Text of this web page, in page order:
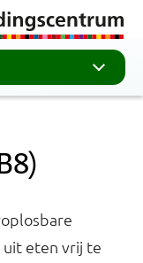
uit eten vrij te